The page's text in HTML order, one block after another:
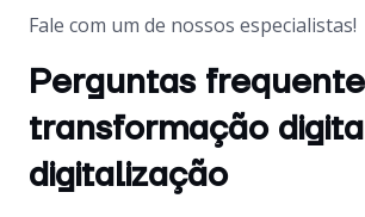
Fale com um de nossos especialistas!
Perguntas
transformação
digitalização